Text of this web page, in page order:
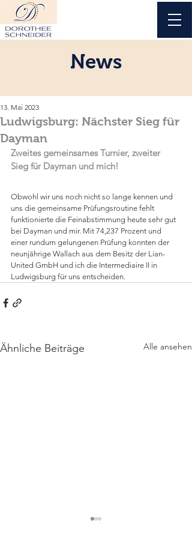
News
Ludwigsburg: Nächster Sieg für
Dayman
13. Mai 2023
Zweites gemeinsames Turnier, zweiter
Sieg für Dayman und mich!
Obwohl wir uns noch nicht so lange kennen und
uns die gemeinsame Prüfungsroutine fehlt
funktionierte die Feinabstimmung heute sehr gut
bei Dayman und mir. Mit 74,237 Prozent und
einer rundum gelungenen Prüfung konnten der
neunjährige Wallach aus dem Besitz der Lian-
United GmbH und ich die Intermediaire II in
Ludwigsburg für uns entscheiden.
Ähnliche Beiträge Alle ansehen